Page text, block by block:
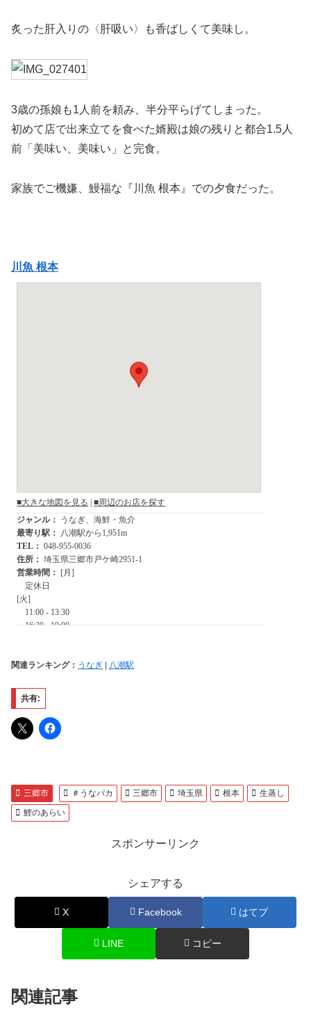
炙った肝入りの〈肝吸い〉も香ばしくて美味し。
3歳の孫娘も1人前を頼み、半分平らげてしまった。
初めて店で出来立てを食べた婿殿は娘の残りと都合1.5人
前「美味い、美味い」と完食。
家族でご機嫌、鰻福な『川魚 根本』での夕食だった。
川魚 根本
関連ランキング： うなぎ 八潮駅
共有:
三郷市 ＃うなパカ 三郷市 埼玉県 根本
生蒸し
鯉のあらい
スポンサーリンク
シェアする
X Facebook はてブ
LINE コピー
関連記事